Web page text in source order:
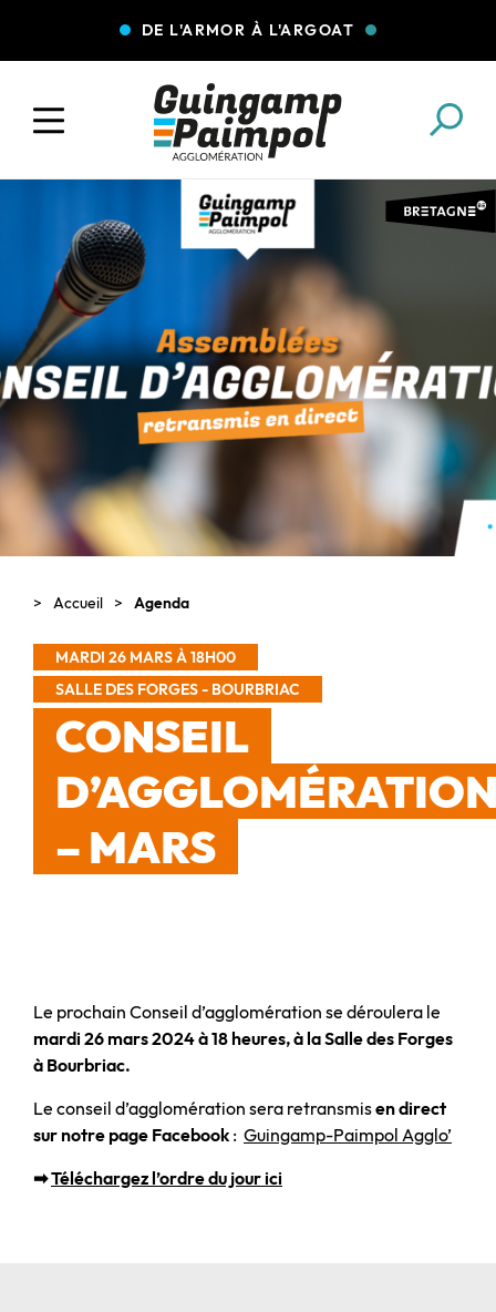
DE L'ARMOR À L'ARGOAT
COLLECTE DES DÉCHETS EAU ET ASSAINISSEMENT
ENFANCE JEUNESSE L'AGGLO' RECRUTE
ASSOCIATIONS
Accueil Agenda
MARDI 26 MARS À 18H00
SALLE DES FORGES - BOURBRIAC
CONSEIL
– MARS
Le prochain Conseil d’agglomération se déroulera le
mardi 26 mars 2024 à 18 heures, à la Salle des Forges
à Bourbriac.
Le conseil d’agglomération sera retransmisen direct
sur notre page Facebook : Guingamp-Paimpol Agglo’
➡Téléchargez l’ordre du jour ici